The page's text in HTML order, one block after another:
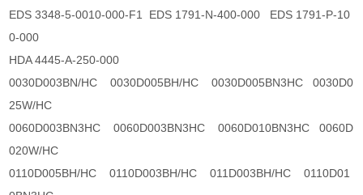
EDS 3348-5-0010-000-F1 EDS 1791-N-400-000 EDS 1791-P-10
0-000
HDA 4445-A-250-000
0030D003BN/HC 0030D005BH/HC 0030D005BN3HC 0030D0
25W/HC
0060D003BN3HC 0060D003BN3HC 0060D010BN3HC 0060D
020W/HC
0110D005BH/HC 0110D003BH/HC 011D003BH/HC 0110D01